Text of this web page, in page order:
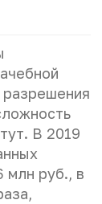
разрешения
В 2019
млн руб., в